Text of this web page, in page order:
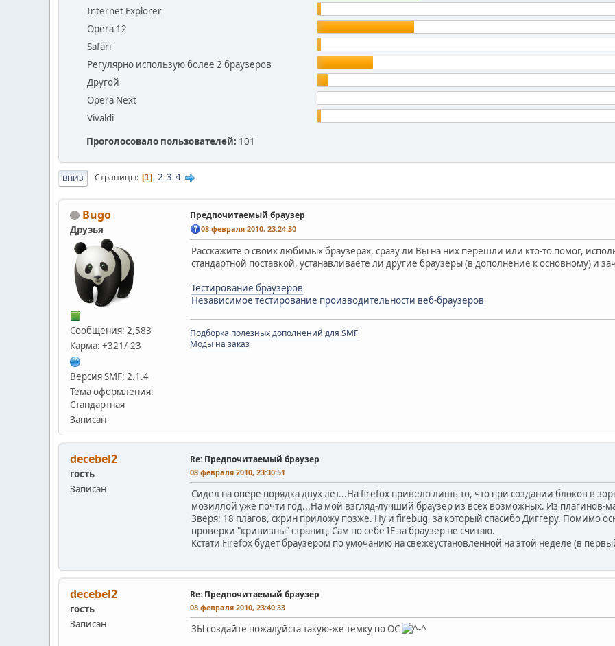
Internet Explorer
Opera 12
Safari
Регулярно использую более 2 браузеров
Другой
Opera Next
Vivaldi
Проголосовало пользователей: 101
ВНИЗ Страницы 1 2 3 4
Bugo
Друзья
Сообщения: 2,583
Карма: +321/-23
Версия SMF: 2.1.4
Тема оформления:
Стандартная
Записан
Предпочитаемый браузер
08 февраля 2010, 23:24:30
Расскажите о своих любимых браузерах, сразу ли Вы на них перешли или кто-то помог,
стандартной поставкой, устанавливаете ли другие браузеры (в дополнение к основному) и
Тестирование браузеров
Независимое тестирование производительности веб-браузеров
Подборка полезных дополнений для SMF
Моды на заказ
decebel2
гость
Записан
Re: Предпочитаемый браузер
08 февраля 2010, 23:30:51
Сидел на опере порядка двух лет...На firefox привело лишь то, что при создании блоков в
мозиллой уже почти год...На мой взгляд-лучший браузер из всех возможных. Из плагинов-
Зверя: 18 плагов, скрин приложу позже. Ну и firebug, за который спасибо Диггеру. Помимо
проверки "кривизны" страниц. Сам по себе IE за браузер не считаю.
Кстати Firefox будет браузером по умочанию на свежеустановленной на этой неделе (в
decebel2
гость
Записан
Re: Предпочитаемый браузер
08 февраля 2010, 23:40:33
ЗЫ создайте пожалуйста такую-же темку по ОС